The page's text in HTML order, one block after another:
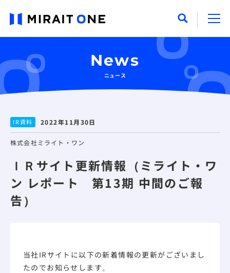
News
ニュース
IR資料 2022年11月30日
株式会社ミライト・ワン
ＩＲサイト更新情報（ミライト・ワ
ン レポート 第13期 中間のご報
告）
当社IRサイトに以下の新着情報の更新がございまし
たのでお知らせします。